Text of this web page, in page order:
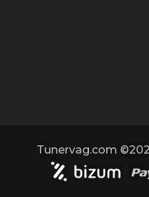
Tunervag.com